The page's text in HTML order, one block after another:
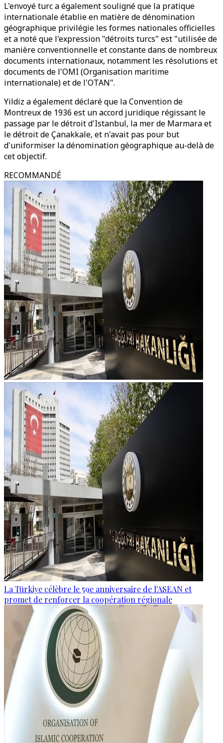
L'envoyé turc a également souligné que la pratique
internationale établie en matière de dénomination
géographique privilégie les formes nationales officielles
et a noté que l'expression "détroits turcs" est "utilisée de
manière conventionnelle et constante dans de nombreux
documents internationaux, notamment les résolutions et
documents de l'OMI (Organisation maritime
internationale) et de l'OTAN".
Yildiz a également déclaré que la Convention de
Montreux de 1936 est un accord juridique régissant le
passage par le détroit d'Istanbul, la mer de Marmara et
le détroit de Çanakkale, et n'avait pas pour but
d'uniformiser la dénomination géographique au-delà de
cet objectif.
RECOMMANDÉ
La Türkiye célèbre le 59e anniversaire de l'ASEAN et
promet de renforcer la coopération régionale